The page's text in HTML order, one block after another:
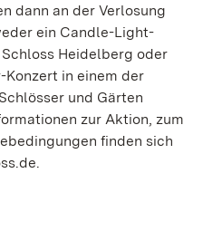
dann an der Verlosung
ein Candle-Light-
Heidelberg oder
in einem der
und Gärten
zur Aktion, zum
finden sich